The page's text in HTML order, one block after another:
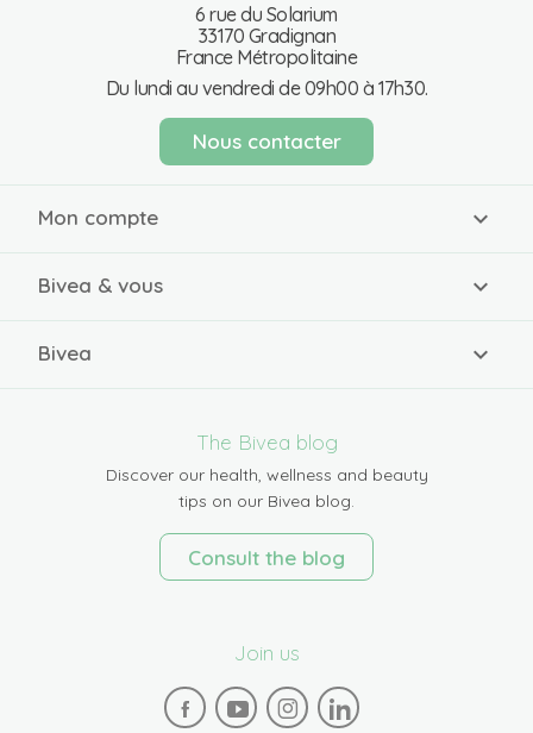
6 rue du Solarium
33170 Gradignan
France Métropolitaine
Du lundi au vendredi de 09h00 à 17h30.
Nous contacter
Mon compte
Bivea & vous
Bivea
The Bivea blog
Discover our health, wellness and beauty
tips on our Bivea blog.
Consult the blog
Join us